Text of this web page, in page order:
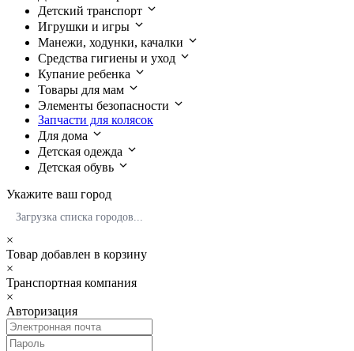
Детский транспорт
Игрушки и игры
Манежи, ходунки, качалки
Средства гигиены и уход
Купание ребенка
Товары для мам
Элементы безопасности
Запчасти для колясок
Для дома
Детская одежда
Детская обувь
Укажите ваш город
Загрузка списка городов...
×
Товар добавлен в корзину
×
Транспортная компания
×
Авторизация